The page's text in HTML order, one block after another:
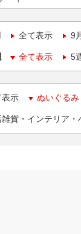
全て表示 9
全て表示 5
表示 ぬいぐる
貨・インテリア・